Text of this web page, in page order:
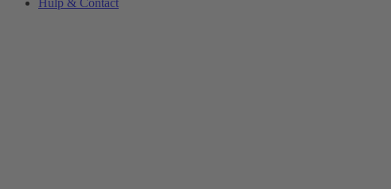
Hulp & Contact